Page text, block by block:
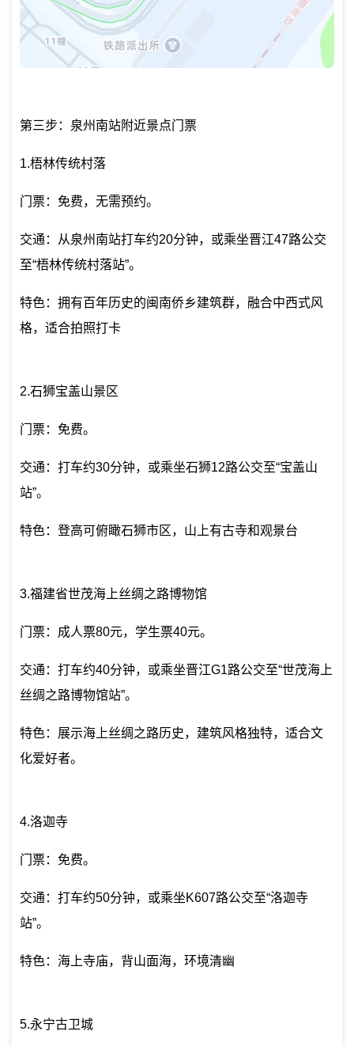
第三步：泉州南站附近景点门票
1.梧林传统村落
门票：免费，无需预约。
交通：从泉州南站打车约20分钟，或乘坐晋江47路公交
至“梧林传统村落站”。
特色：拥有百年历史的闽南侨乡建筑群，融合中西式风
格，适合拍照打卡
2.石狮宝盖山景区
门票：免费。
交通：打车约30分钟，或乘坐石狮12路公交至“宝盖山
站”。
特色：登高可俯瞰石狮市区，山上有古寺和观景台
3.福建省世茂海上丝绸之路博物馆
门票：成人票80元，学生票40元。
交通：打车约40分钟，或乘坐晋江G1路公交至“世茂海上
丝绸之路博物馆站”。
特色：展示海上丝绸之路历史，建筑风格独特，适合文
化爱好者。
4.洛迦寺
门票：免费。
交通：打车约50分钟，或乘坐K607路公交至“洛迦寺
站”。
特色：海上寺庙，背山面海，环境清幽
5.永宁古卫城